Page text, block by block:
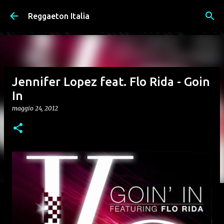
Passa ai contenuti principali
Reggaeton Italia
Jennifer Lopez feat. Flo Rida - Goin
In
maggio 24, 2012